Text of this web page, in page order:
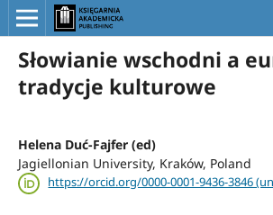
Słowianie wschodni a
tradycje kulturowe
Helena Duć-Fajfer (ed)
Jagiellonian University, Kraków, Poland
https://orcid.org/0000-0001-9436-3846